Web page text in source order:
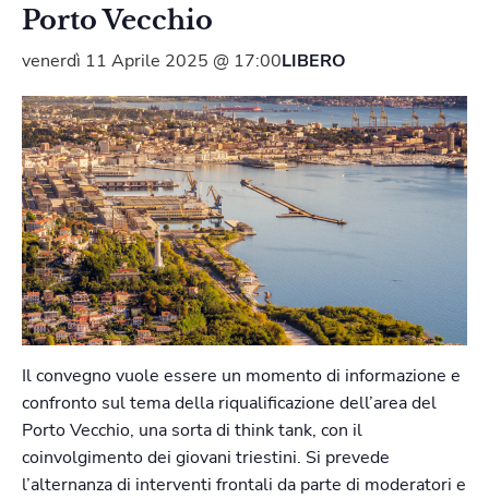
Porto Vecchio
venerdì 11 Aprile 2025 @ 17:00LIBERO
Il convegno vuole essere un momento di informazione e
confronto sul tema della riqualificazione dell’area del
Porto Vecchio, una sorta di think tank, con il
coinvolgimento dei giovani triestini. Si prevede
l’alternanza di interventi frontali da parte di moderatori e